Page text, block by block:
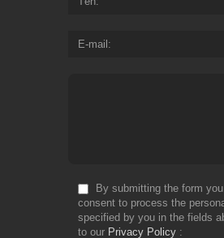
E-mail
By submitting the form
consent to process the
specified by you in the fields
to our Privacy Policy